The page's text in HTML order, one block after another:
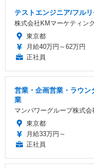
テストエンジニア/フル
株式会社KMマーケティン
東京都
月給40万円～62万円
正社員
営業・企画営業・ラウ
業
マンパワーグループ株式会
東京都
月給33万円～
正社員